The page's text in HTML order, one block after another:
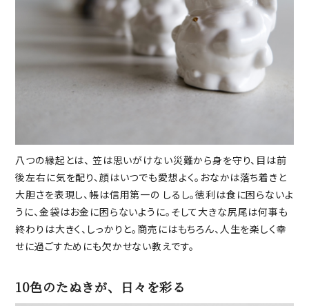
八つの縁起とは、 笠は思いがけない災難から身を守り、目は前
後左右に気を配り、顔はいつでも愛想よく。おなかは落ち着きと
大胆さを表現し、帳は信用第一の しるし。徳利は食に困らないよ
うに、金袋はお金に困らないように。そして大きな尻尾は何事も
終わりは大きく、しっかりと。商売にはもちろん、人生を楽しく幸
せに過ごすためにも欠かせない教えです。
10色のたぬきが、日々を彩る